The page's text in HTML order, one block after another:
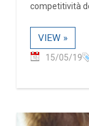
competitività
VIEW »
15/05/19